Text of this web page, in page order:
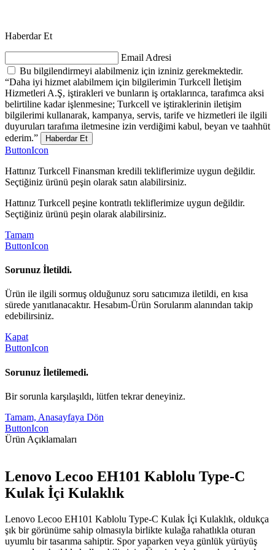
Haberdar Et
Email Adresi
Bu bilgilendirmeyi alabilmeniz için izniniz gerekmektedir.
“Daha iyi hizmet alabilmem için bilgilerimin Turkcell İletişim
Hizmetleri A.Ş, iştirakleri ve bunların iş ortaklarınca, tarafımca aksi
belirtiline kadar işlenmesine; Turkcell ve iştiraklerinin iletişim
bilgilerimi kullanarak, kampanya, servis, tarife ve hizmetleri ile ilgili
duyuruları tarafıma iletmesine izin verdiğimi kabul, beyan ve taahhüt
ederim.”
Haberdar Et
ButtonIcon
Hattınız Turkcell Finansman kredili tekliflerimize uygun değildir.
Seçtiğiniz ürünü peşin olarak satın alabilirsiniz.
Hattınız Turkcell peşine kontratlı tekliflerimize uygun değildir.
Seçtiğiniz ürünü peşin olarak alabilirsiniz.
Tamam
ButtonIcon
Sorunuz İletildi.
Ürün ile ilgili sormuş olduğunuz soru satıcımıza iletildi, en kısa
sürede yanıtlanacaktır. Hesabım-Ürün Sorularım alanından takip
edebilirsiniz.
Kapat
ButtonIcon
Sorunuz İletilemedi.
Bir sorunla karşılaşıldı, lütfen tekrar deneyiniz.
Tamam, Anasayfaya Dön
ButtonIcon
Ürün Açıklamaları
Lenovo Lecoo EH101 Kablolu Type-C
Kulak İçi Kulaklık
Lenovo Lecoo EH101 Kablolu Type-C Kulak İçi Kulaklık, oldukça
şık bir görünüme sahip olmasıyla birlikte kulağa rahatlıkla oturan
uyumlu bir tasarıma sahiptir. Spor yaparken veya günlük yürüyüş